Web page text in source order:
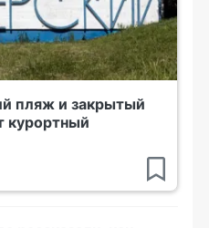
пляж и закрытый
курортный